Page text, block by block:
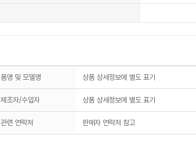
품명 및 모델명 상품 상세정보에 별도 표기
제조자/수입자 상품 상세정보에 별도 표기
관련 연락처 판매자 연락처 참고